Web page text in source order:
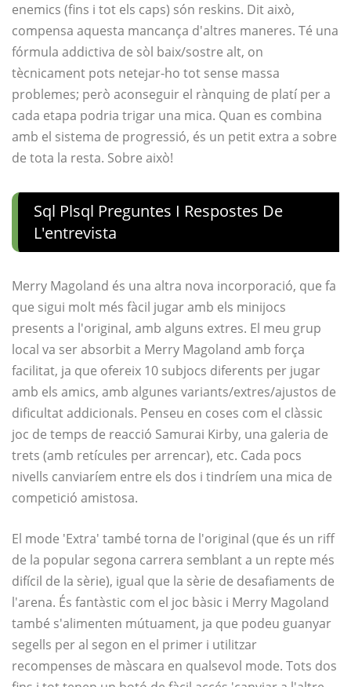
enemics (fins i tot els caps) són reskins. Dit això,
compensa aquesta mancança d'altres maneres. Té una
fórmula addictiva de sòl baix/sostre alt, on
tècnicament pots netejar-ho tot sense massa
problemes; però aconseguir el rànquing de platí per a
cada etapa podria trigar una mica. Quan es combina
amb el sistema de progressió, és un petit extra a sobre
de tota la resta. Sobre això!
Sql Plsql Preguntes I Respostes De
L'entrevista
Merry Magoland és una altra nova incorporació, que fa
que sigui molt més fàcil jugar amb els minijocs
presents a l'original, amb alguns extres. El meu grup
local va ser absorbit a Merry Magoland amb força
facilitat, ja que ofereix 10 subjocs diferents per jugar
amb els amics, amb algunes variants/extres/ajustos de
dificultat addicionals. Penseu en coses com el clàssic
joc de temps de reacció Samurai Kirby, una galeria de
trets (amb retícules per arrencar), etc. Cada pocs
nivells canviaríem entre els dos i tindríem una mica de
competició amistosa.
El mode 'Extra' també torna de l'original (que és un riff
de la popular segona carrera semblant a un repte més
difícil de la sèrie), igual que la sèrie de desafiaments de
l'arena. És fantàstic com el joc bàsic i Merry Magoland
també s'alimenten mútuament, ja que podeu guanyar
segells per al segon en el primer i utilitzar
recompenses de màscara en qualsevol mode. Tots dos